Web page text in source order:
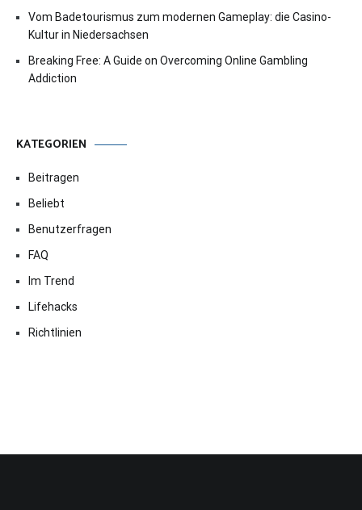
Vom Badetourismus zum modernen Gameplay: die Casino-
Kultur in Niedersachsen
Breaking Free: A Guide on Overcoming Online Gambling
Addiction
KATEGORIEN
Beitragen
Beliebt
Benutzerfragen
FAQ
Im Trend
Lifehacks
Richtlinien